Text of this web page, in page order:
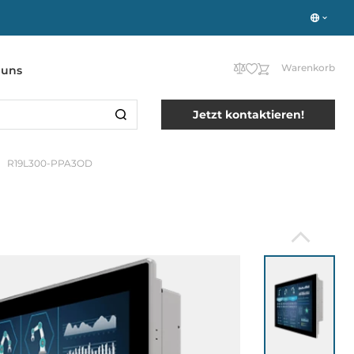
Warenkorb
Jetzt kontaktieren!
R19L300-PPA3OD